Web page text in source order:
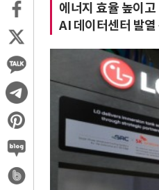
에너지 효율 높이
AI 데이터센터 발열